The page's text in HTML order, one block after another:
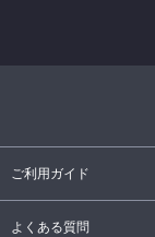
ご利用ガイド
よくある質問